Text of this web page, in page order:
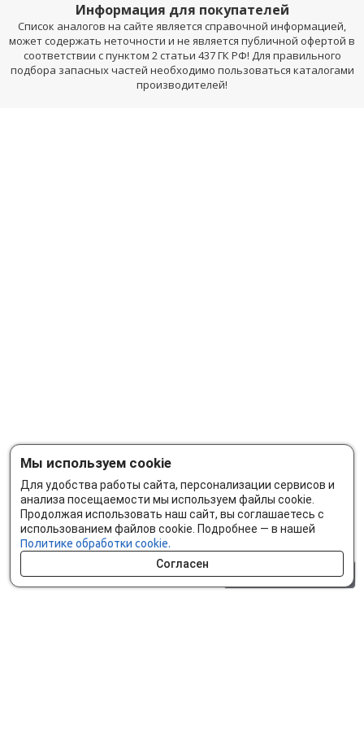
Информация для покупателей
Список аналогов на сайте является справочной информацией,
может содержать неточности и не является публичной офертой в
соответствии с пунктом 2 статьи 437 ГК РФ! Для правильного
подбора запасных частей необходимо пользоваться каталогами
производителей!
Мы используем cookie
Для удобства работы сайта, персонализации сервисов и
анализа посещаемости мы используем файлы cookie.
Продолжая использовать наш сайт, вы соглашаетесь с
использованием файлов cookie. Подробнее — в нашей
Политике обработки cookie.
Согласен